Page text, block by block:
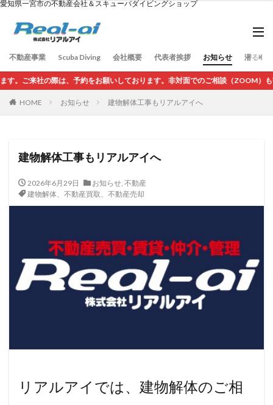
愛知県一宮市の不動産会社＆スキューバダイビングショップ
不動産事業 Scuba Diving 会社概要 代表者挨拶 お知らせ 潜る社
おります。非対面でのご相談（ZOOM）も歓迎いたします。
HOME お知らせ 建物解体工事もリアルアイへ
建物解体工事もリアルアイへ
2026年6月29日 お知らせ, 不動産
建物解体、不動産買取、不動産売却
リアルアイでは、建物解体のご相